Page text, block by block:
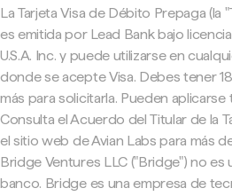
La Tarjeta Visa de Débito Prepaga (la
es emitida por Lead Bank bajo
U.S.A. Inc. y puede utilizarse en
donde se acepte Visa. Debes tener
más para solicitarla. Pueden aplicarse
Consulta el Acuerdo del Titular de la
el sitio web de Avian Labs para más
Bridge Ventures LLC ("Bridge") no es
banco. Bridge es una empresa de